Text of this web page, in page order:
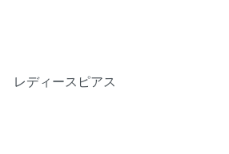
レディースピアス